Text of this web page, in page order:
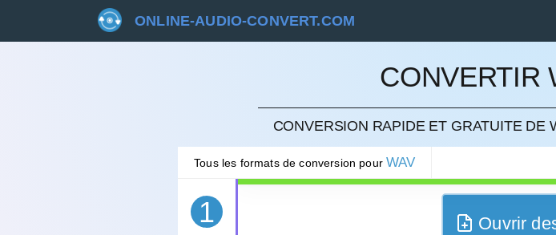
ONLINE-AUDIO-CONVERT.COM
CONVERTIR
CONVERSION RAPIDE ET GRATUITE DE
Tous les formats de conversion pourWAV
1
ANNULER
Ouvrir